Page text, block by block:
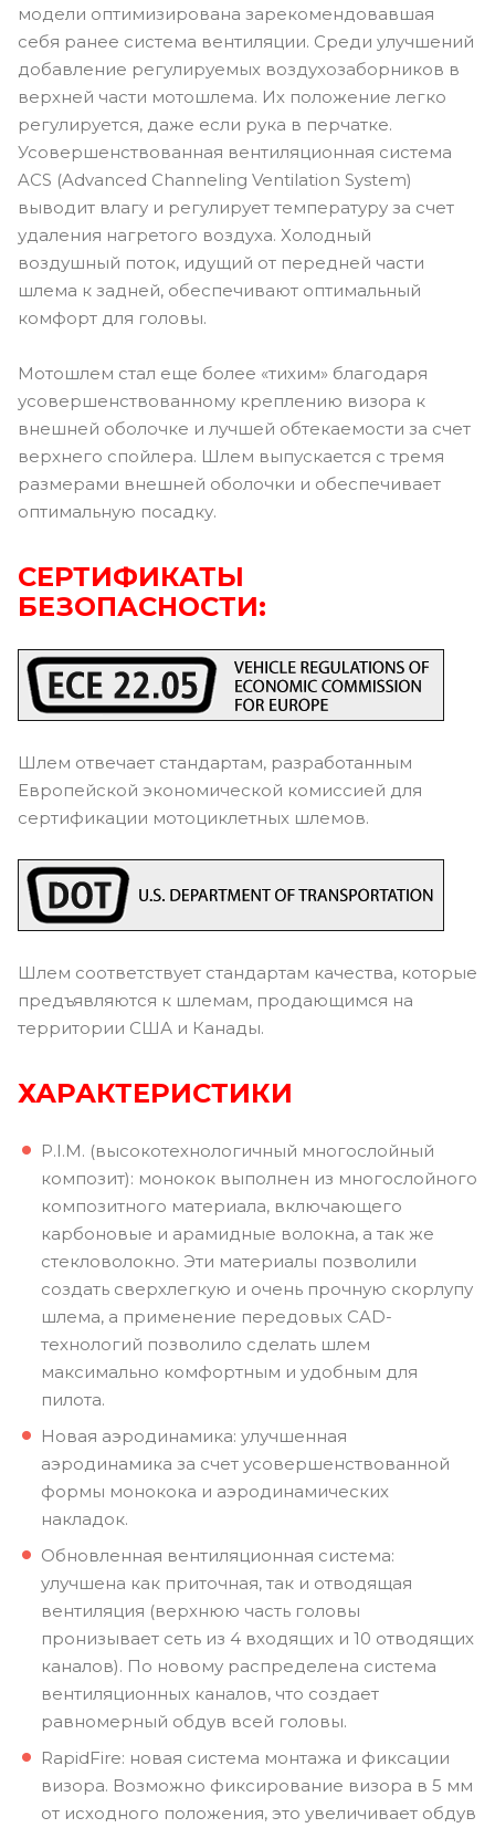
модели оптимизирована зарекомендовавшая
себя ранее система вентиляции. Среди улучшений
добавление регулируемых воздухозаборников в
верхней части мотошлема. Их положение легко
регулируется, даже если рука в перчатке.
Усовершенствованная вентиляционная система
ACS (Advanced Channeling Ventilation System)
выводит влагу и регулирует температуру за счет
удаления нагретого воздуха. Холодный
воздушный поток, идущий от передней части
шлема к задней, обеспечивают оптимальный
комфорт для головы.
Мотошлем стал еще более «тихим» благодаря
усовершенствованному креплению визора к
внешней оболочке и лучшей обтекаемости за счет
верхнего спойлера. Шлем выпускается с тремя
размерами внешней оболочки и обеспечивает
оптимальную посадку.
СЕРТИФИКАТЫ
БЕЗОПАСНОСТИ:
Шлем отвечает стандартам, разработанным
Европейской экономической комиссией для
сертификации мотоциклетных шлемов.
Шлем соответствует стандартам качества, которые
предъявляются к шлемам, продающимся на
территории США и Канады.
ХАРАКТЕРИСТИКИ
P.I.M. (высокотехнологичный многослойный
композит): монокок выполнен из многослойного
композитного материала, включающего
карбоновые и арамидные волокна, а так же
стекловолокно. Эти материалы позволили
создать сверхлегкую и очень прочную скорлупу
шлема, а применение передовых CAD-
технологий позволило сделать шлем
максимально комфортным и удобным для
пилота.
Новая аэродинамика: улучшенная
аэродинамика за счет усовершенствованной
формы монокока и аэродинамических
накладок.
Обновленная вентиляционная система:
улучшена как приточная, так и отводящая
вентиляция (верхнюю часть головы
пронизывает сеть из 4 входящих и 10 отводящих
каналов). По новому распределена система
вентиляционных каналов, что создает
равномерный обдув всей головы.
RapidFire: новая система монтажа и фиксации
визора. Возможно фиксирование визора в 5 мм
от исходного положения, это увеличивает обдув